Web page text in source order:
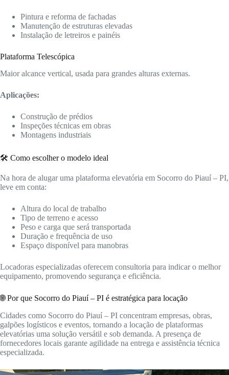
Pintura e reforma de fachadas
Manutenção de estruturas elevadas
Instalação de letreiros e painéis
Plataforma Telescópica
Maior alcance vertical, usada para grandes alturas externas.
Aplicações:
Construção de prédios
Inspeções técnicas em obras
Montagens industriais
🛠️ Como escolher o modelo ideal
Na hora de alugar uma plataforma elevatória em Socorro do Piauí – PI,
leve em conta:
Altura do local de trabalho
Tipo de terreno e acesso
Peso e carga que será transportada
Duração e frequência de uso
Espaço disponível para manobras
Locadoras especializadas oferecem consultoria para indicar o melhor
equipamento, promovendo segurança e eficiência.
🌐 Por que Socorro do Piauí – PI é estratégica para locação
Cidades como Socorro do Piauí – PI concentram empresas, obras,
galpões logísticos e eventos, tornando a locação de plataformas
elevatórias uma solução versátil e sob demanda. A presença de
fornecedores locais garante agilidade na entrega e assistência técnica
especializada.